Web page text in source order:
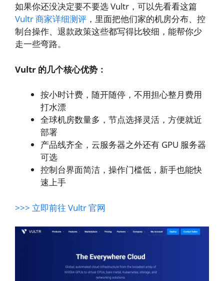
如果你还没决定要不要选 Vultr，可以先看看这篇
Vultr 商家详细测评 ，里面把他们家的机房分布、控
制台操作、退款政策这些都写得比较细，能帮你少
走一些弯路。
Vultr 的几个核心优势：
按小时计费，随开随停，不用担心整月费用
打水漂
全球机房数量多，节点选择灵活，方便就近
部署
产品线齐全，云服务器之外还有 GPU 服务器
可选
控制台界面简洁，操作门槛低，新手也能快
速上手
>>> 立即前往 Vultr 官网